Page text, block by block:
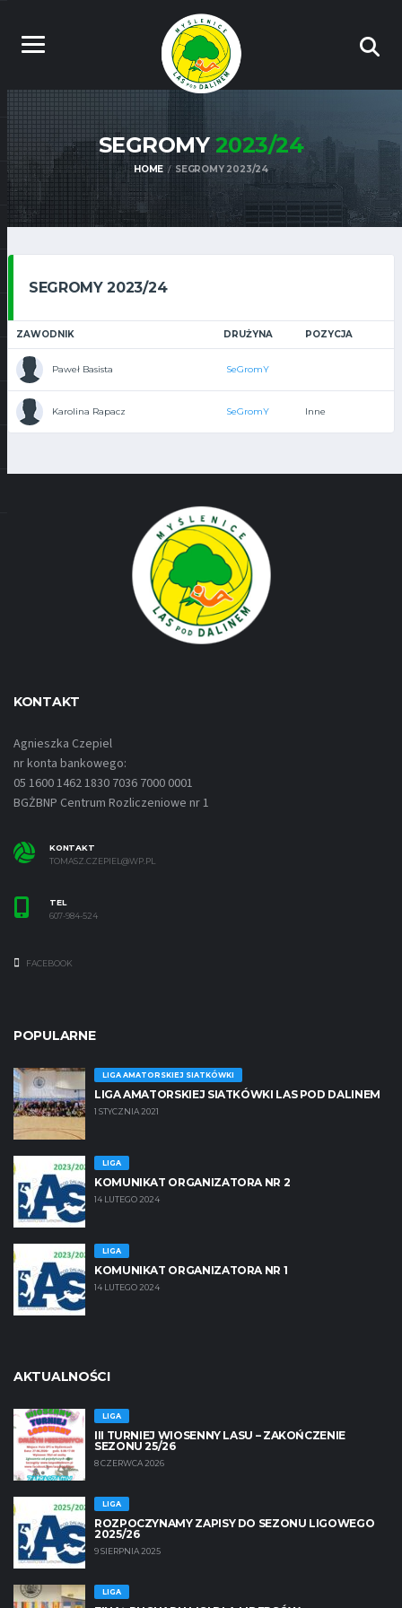
SEGROMY 2023/24
HOME SEGROMY 2023/24
SEGROMY 2023/24
ZAWODNIK DRUŻYNA POZYCJA
Paweł Basista SeGromY
Karolina Rapacz SeGromY Inne
KONTAKT
Agnieszka Czepiel
nr konta bankowego:
05 1600 1462 1830 7036 7000 0001
BGŻBNP Centrum Rozliczeniowe nr 1
KONTAKT
TOMASZ.CZEPIEL@WP.PL
TEL
607-984-524
FACEBOOK
POPULARNE
LIGA AMATORSKIEJ SIATKÓWKI
LIGA AMATORSKIEJ SIATKÓWKI LAS POD DALINEM
1 STYCZNIA 2021
LIGA
KOMUNIKAT ORGANIZATORA NR 2
14 LUTEGO 2024
LIGA
KOMUNIKAT ORGANIZATORA NR 1
14 LUTEGO 2024
AKTUALNOŚCI
LIGA
III TURNIEJ WIOSENNY LASU – ZAKOŃCZENIE
SEZONU 25/26
8 CZERWCA 2026
LIGA
ROZPOCZYNAMY ZAPISY DO SEZONU LIGOWEGO
2025/26
9 SIERPNIA 2025
LIGA